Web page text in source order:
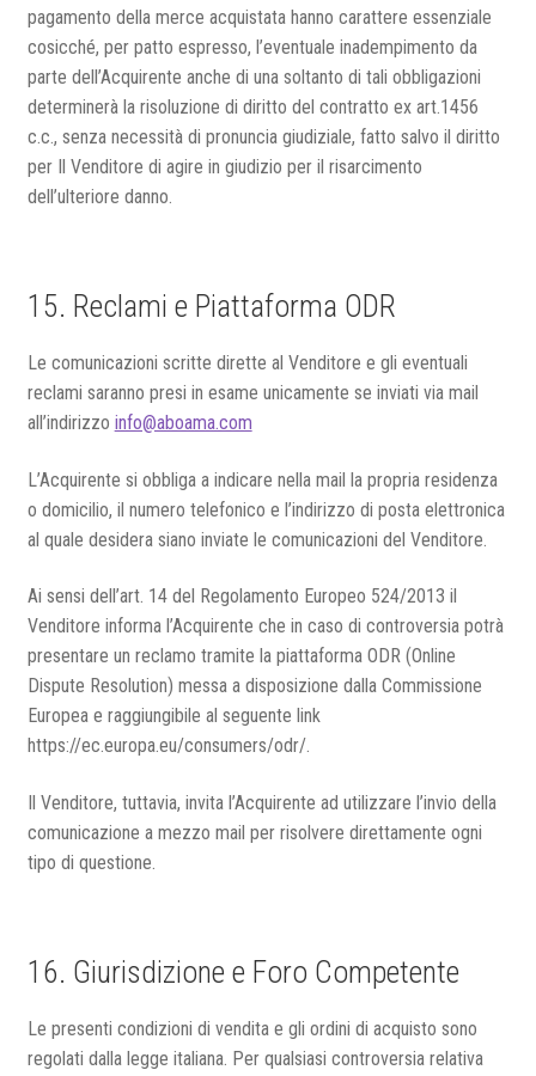
pagamento della merce acquistata hanno carattere essenziale
cosicché, per patto espresso, l’eventuale inadempimento da
parte dell’Acquirente anche di una soltanto di tali obbligazioni
determinerà la risoluzione di diritto del contratto ex art.1456
c.c., senza necessità di pronuncia giudiziale, fatto salvo il diritto
per Il Venditore di agire in giudizio per il risarcimento
dell’ulteriore danno.
15. Reclami e Piattaforma ODR
Le comunicazioni scritte dirette al Venditore e gli eventuali
reclami saranno presi in esame unicamente se inviati via mail
all’indirizzo info@aboama.com
L’Acquirente si obbliga a indicare nella mail la propria residenza
o domicilio, il numero telefonico e l’indirizzo di posta elettronica
al quale desidera siano inviate le comunicazioni del Venditore.
Ai sensi dell’art. 14 del Regolamento Europeo 524/2013 il
Venditore informa l’Acquirente che in caso di controversia potrà
presentare un reclamo tramite la piattaforma ODR (Online
Dispute Resolution) messa a disposizione dalla Commissione
Europea e raggiungibile al seguente link
https://ec.europa.eu/consumers/odr/.
Il Venditore, tuttavia, invita l’Acquirente ad utilizzare l’invio della
comunicazione a mezzo mail per risolvere direttamente ogni
tipo di questione.
16. Giurisdizione e Foro Competente
Le presenti condizioni di vendita e gli ordini di acquisto sono
regolati dalla legge italiana. Per qualsiasi controversia relativa